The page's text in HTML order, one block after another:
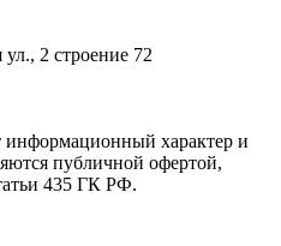
2 строение 72
информационный характер и
публичной офертой,
435 ГК РФ.